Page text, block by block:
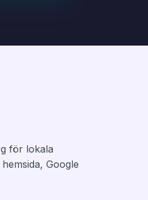
för lokala
Google